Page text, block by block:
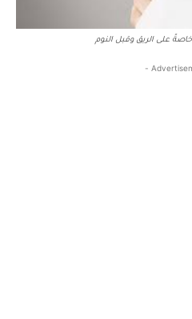
على الريق وقبل النوم